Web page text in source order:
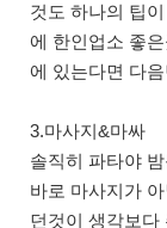
것도 하나의 팁
에 한인업소 좋
에 있는다면 다
3.마사지&마싸
솔직히 파타야
바로 마사지가
던것이 생각보다